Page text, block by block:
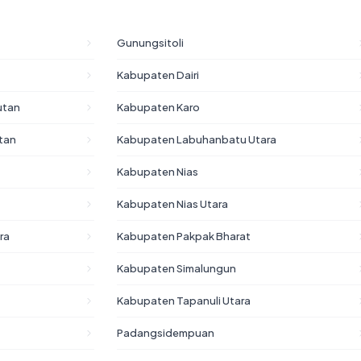
Gunungsitoli
Kabupaten Dairi
Kabupaten Karo
Kabupaten Labuhanbatu Utara
Kabupaten Nias
Kabupaten Nias Utara
Kabupaten Pakpak Bharat
Kabupaten Simalungun
Kabupaten Tapanuli Utara
Padangsidempuan